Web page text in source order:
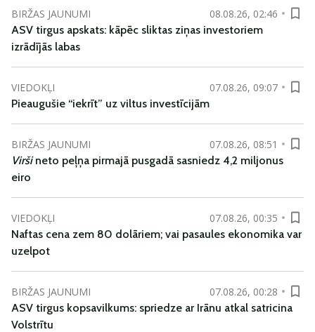
BIRŽAS JAUNUMI
08.08.26, 02:46
ASV tirgus apskats: kāpēc sliktas ziņas investoriem
izrādījās labas
VIEDOKĻI
07.08.26, 09:07
Pieaugušie “iekrīt” uz viltus investīcijām
BIRŽAS JAUNUMI
07.08.26, 08:51
Viršineto peļņa pirmajā pusgadā sasniedz 4,2 miljonus
eiro
VIEDOKĻI
07.08.26, 00:35
Naftas cena zem 80 dolāriem; vai pasaules ekonomika var
uzelpot
BIRŽAS JAUNUMI
07.08.26, 00:28
ASV tirgus kopsavilkums: spriedze ar Irānu atkal satricina
Volstrītu